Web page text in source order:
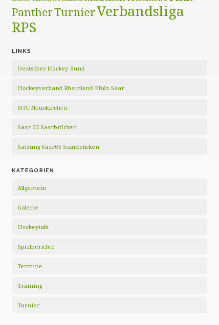
PantherTurnierVerbandsliga
RPS
LINKS
Deutscher Hockey Bund
Hockeyverband Rheinland-Pfalz-Saar
HTC Neunkirchen
Saar 05 Saarbrücken
Satzung Saar05 Saarbrücken
KATEGORIEN
Allgemein
Galerie
Hockeytalk
Spielberichte
Termine
Training
Turnier